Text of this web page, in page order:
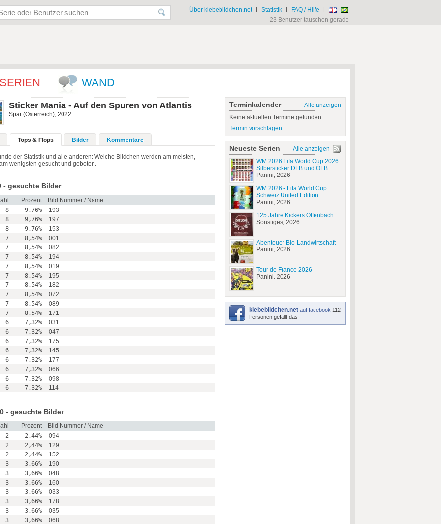
Über klebebildchen.net | Statistik | FAQ / Hilfe |
23 Benutzer tauschen gerade
SERIEN WAND
Sticker Mania - Auf den Spuren von Atlantis
Spar (Österreich), 2022
Tops & Flops Bilder Kommentare
der Statistik und alle anderen: Welche Bildchen werden am meisten,
wenigsten gesucht und geboten.
- gesuchte Bilder
Prozent
Bild Nummer / Name
8
9,76%
193
8
9,76%
197
8
9,76%
153
7
8,54%
001
7
8,54%
082
7
8,54%
194
7
8,54%
019
7
8,54%
195
7
8,54%
182
7
8,54%
072
7
8,54%
089
7
8,54%
171
6
7,32%
031
6
7,32%
047
6
7,32%
175
6
7,32%
145
6
7,32%
177
6
7,32%
066
6
7,32%
098
6
7,32% 114
- gesuchte Bilder
Prozent
Bild Nummer / Name
2
2,44%
094
2
2,44%
129
2
2,44%
152
3
3,66%
190
3
3,66%
048
3
3,66%
160
3
3,66%
033
3
3,66%
178
3
3,66%
035
3
3,66%
068
Terminkalender
Alle anzeigen
Keine aktuellen Termine gefunden
Termin vorschlagen
Neueste Serien
Alle anzeigen
WM 2026 Fifa World Cup 2026
Silbersticker DFB und ÖFB
Panini, 2026
WM 2026 - Fifa World Cup
Schweiz United Edition
Panini, 2026
125 Jahre Kickers Offenbach
Sonstiges, 2026
Abenteuer Bio-Landwirtschaft
Panini, 2026
Tour de France 2026
Panini, 2026
klebebildchen.netauf facebook 112
Personen gefällt das